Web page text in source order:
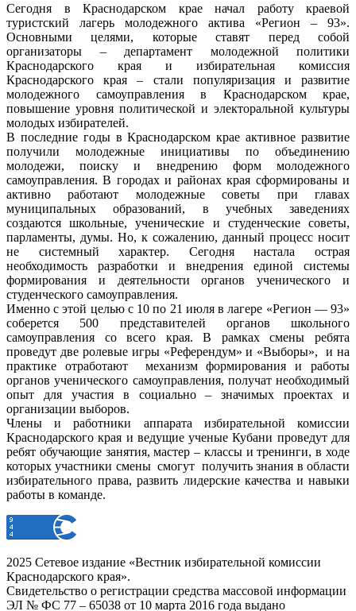
Сегодня в Краснодарском крае начал работу краевой
туристский лагерь молодежного актива «Регион – 93».
Основными целями, которые ставят перед собой
организаторы – департамент молодежной политики
Краснодарского края и избирательная комиссия
Краснодарского края – стали популяризация и развитие
молодежного самоуправления в Краснодарском крае,
повышение уровня политической и электоральной культуры
молодых избирателей.
В последние годы в Краснодарском крае активное развитие
получили молодежные инициативы по объединению
молодежи, поиску и внедрению форм молодежного
самоуправления. В городах и районах края сформированы и
активно работают молодежные советы при главах
муниципальных образований, в учебных заведениях
создаются школьные, ученические и студенческие советы,
парламенты, думы. Но, к сожалению, данный процесс носит
не системный характер. Сегодня настала острая
необходимость разработки и внедрения единой системы
формирования и деятельности органов ученического и
студенческого самоуправления.
Именно с этой целью с 10 по 21 июля в лагере «Регион — 93»
соберется 500 представителей органов школьного
самоуправления со всего края. В рамках смены ребята
проведут две ролевые игры «Референдум» и «Выборы», и на
практике отработают механизм формирования и работы
органов ученического самоуправления, получат необходимый
опыт для участия в социально – значимых проектах и
организации выборов.
Члены и работники аппарата избирательной комиссии
Краснодарского края и ведущие ученые Кубани проведут для
ребят обучающие занятия, мастер – классы и тренинги, в ходе
которых участники смены смогут получить знания в области
избирательного права, развить лидерские качества и навыки
работы в команде.
2025 Сетевое издание «Вестник избирательной комиссии
Краснодарского края».
Свидетельство о регистрации средства массовой информации
ЭЛ № ФС 77 – 65038 от 10 марта 2016 года выдано